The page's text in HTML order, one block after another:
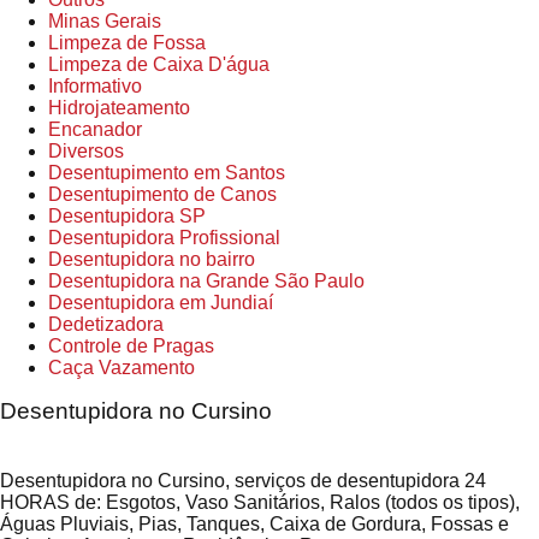
Minas Gerais
Limpeza de Fossa
Limpeza de Caixa D'água
Informativo
Hidrojateamento
Encanador
Diversos
Desentupimento em Santos
Desentupimento de Canos
Desentupidora SP
Desentupidora Profissional
Desentupidora no bairro
Desentupidora na Grande São Paulo
Desentupidora em Jundiaí
Dedetizadora
Controle de Pragas
Caça Vazamento
Desentupidora no Cursino
Desentupidora no Cursino, serviços de desentupidora 24
HORAS de: Esgotos, Vaso Sanitários, Ralos (todos os tipos),
Águas Pluviais, Pias, Tanques, Caixa de Gordura, Fossas e